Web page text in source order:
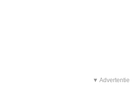
▼ Advertentie